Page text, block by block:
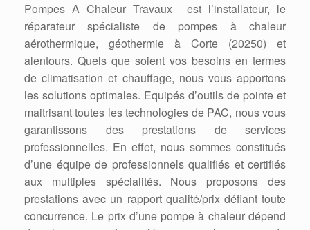
Pompes A Chaleur Travaux est l’installateur, le
réparateur spécialiste de pompes à chaleur
aérothermique, géothermie à Corte (20250) et
alentours. Quels que soient vos besoins en termes
de climatisation et chauffage, nous vous apportons
les solutions optimales. Equipés d’outils de pointe et
maitrisant toutes les technologies de PAC, nous vous
garantissons des prestations de services
professionnelles. En effet, nous sommes constitués
d’une équipe de professionnels qualifiés et certifiés
aux multiples spécialités. Nous proposons des
prestations avec un rapport qualité/prix défiant toute
concurrence. Le prix d’une pompe à chaleur dépend